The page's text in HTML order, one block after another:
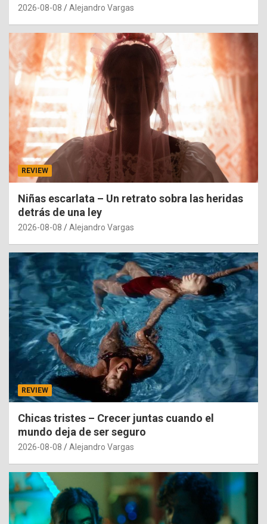
2026-08-08 Alejandro Vargas
REVIEW
Niñas escarlata – Un retrato sobra las heridas
detrás de una ley
2026-08-08 Alejandro Vargas
REVIEW
Chicas tristes – Crecer juntas cuando el
mundo deja de ser seguro
2026-08-08 Alejandro Vargas